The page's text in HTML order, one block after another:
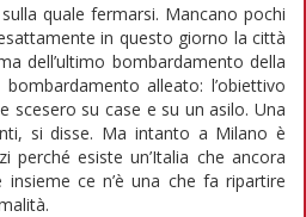
quale fermarsi. Mancano pochi
in questo giorno la città
dell’ultimo bombardamento della
alleato: l’obiettivo
scesero su case e su un asilo. Una
si disse. Ma intanto a Milano è
perché esiste un’Italia che ancora
ce n’è una che fa ripartire